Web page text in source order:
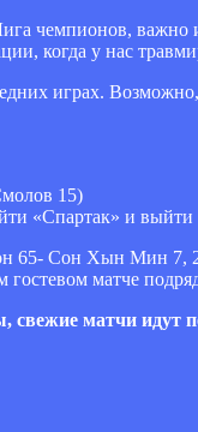
чемпионов,
когда у нас
играх.
15)
«Спартак» и выйти
65- Сон Хын Мин 7,
матче
свежие матчи идут